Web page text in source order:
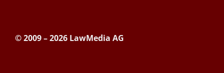
© 2009 – 2026 LawMedia AG